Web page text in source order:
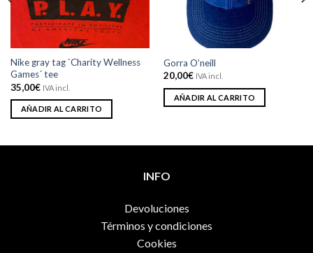
Nike gray tag `Charity Wellness
Games´ tee
35,00€ IVA incl.
AÑADIR AL CARRITO
Gorra O’neill
20,00€ IVA incl.
AÑADIR AL CARRITO
INFO
Devoluciones
Términos y condiciones
Cookies